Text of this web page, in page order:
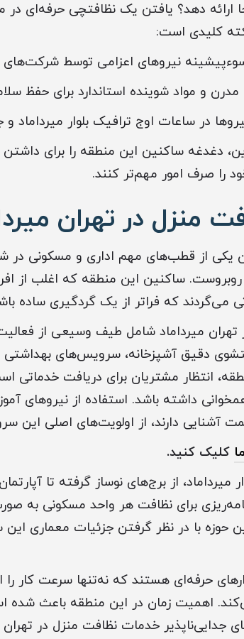
دهد؟ یافتن یک نظافتچی حرفه‌ای در
دغدغه ساکنین این منطقه را برای
را صرف امور مهم‌تر کنند.
منزل در تهران
یکی از قطب‌های مهم اداری و مسکونی در
روبروست. ساکنین این منطقه که اغلب از
می‌گردند که فراتر از یک گردگیری ساده
میرداماد شامل طیف وسیعی از
دقیق آشپزخانه، سرویس‌های بهداشتی و
انتظار مشتریان برای دریافت خدماتی
داشته باشد. استفاده از نیروهای
آشنایی دارند، از اولویت‌های اصلی
کلیک کنید.
میرداماد، از برج‌های نوساز گرفته تا
برای نظافت هر واحد مسکونی به
حوزه با در نظر گرفتن جزئیات معماری
حرفه‌ای هستند که نه‌تنها سرعت کار
اهمیت زمان در این منطقه باعث شده
جدایی‌ناپذیر خدمات نظافت منزل در